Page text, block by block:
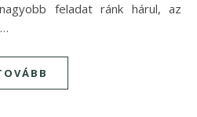
feladat ránk hárul, az